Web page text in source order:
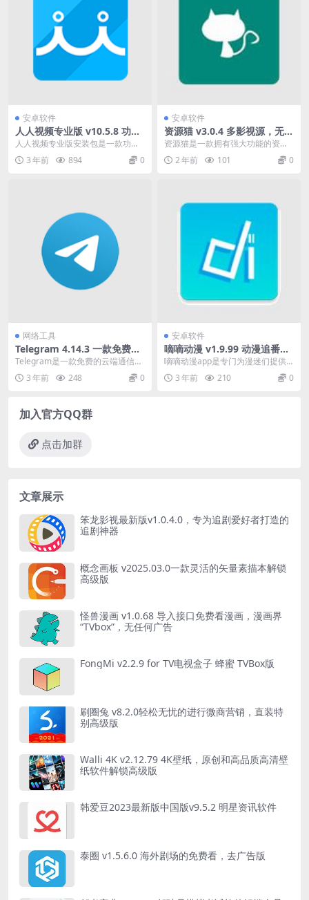
安卓软件
人人视频专业版 v10.5.8 功能
强大的影视播放软件，去广告
纯净版
人人视频专业版安装包是一款功能
强大的影视播放软件，为用户提供
丰富的影视资源和优质...
3 年前 894 0
安卓软件
资源猫 v3.0.4 多影视源，无广
告强大功能的资源搜索软件
资源猫是一款拥有强大功能的资源
搜索APP，你想要的各类资源都可
以通过软件的搜索功...
2 年前 101 0
网络工具
Telegram 4.14.3 一款免费的
云端通信应用程序中文版
Telegram是一款免费的云端通信应
用程序。它可以通过电脑和手机进
行使用，拥有...
3 年前 248 0
安卓软件
嘀嘀动漫 v1.9.99 动漫追番利
器，去广告高级版
嘀嘀动漫app是专门为漫迷们提供
的一款动漫追番利器，整合了嘀哩
嘀哩和樱花动漫量大...
3 年前 210 0
加入官方QQ群
点击加群
文章展示
笨龙影视最新版v1.0.4.0，专为追剧爱好者打造的
追剧神器
概念画板 v2025.03.0一款灵活的矢量素描本解锁
高级版
怪兽漫画 v1.0.68 导入接口免费看漫画，漫画界
“TVbox”，无任何广告
FongMi v2.2.9 for TV电视盒子 蜂蜜 TVBox版
刷圈兔 v8.2.0轻松无忧的进行微商营销，直装特
别高级版
Walli 4K v2.12.79 4K壁纸，原创和高品质高清壁
纸软件解锁高级版
韩爱豆2023最新版中国版v9.5.2 明星资讯软件
泰圈 v1.5.6.0 海外剧场的免费看，去广告版